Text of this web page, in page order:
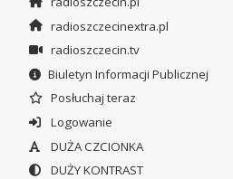
radioszczecinextra.pl
radioszczecin.tv
Biuletyn Informacji Publicznej
Posłuchaj teraz
Logowanie
DUŻA CZCIONKA
DUŻY KONTRAST